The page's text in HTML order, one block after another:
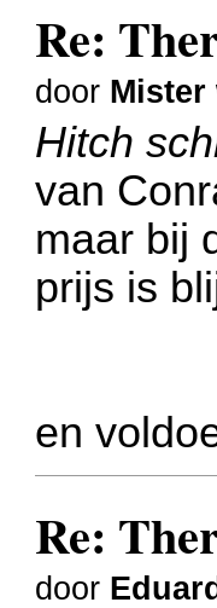
Re:
door Mister
Hitch
van
maar bij
prijs is
en
Re:
door Eduard